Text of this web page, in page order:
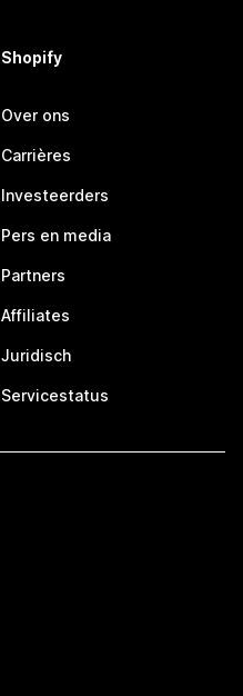
Shopify
Over ons
Carrières
Investeerders
Pers en media
Partners
Affiliates
Juridisch
Servicestatus